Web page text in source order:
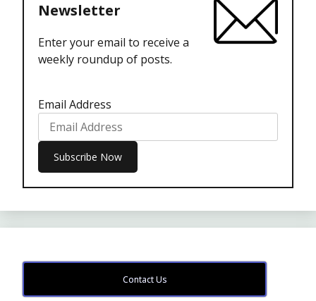
Newsletter
Enter your email to receive a
weekly roundup of posts.
Email Address
Contact Us